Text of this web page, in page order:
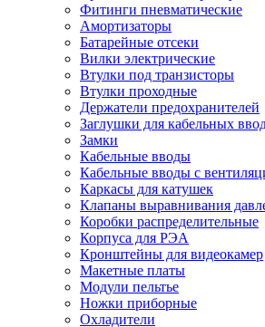
Фитинги пневматические
Амортизаторы
Батарейные отсеки
Вилки электрические
Втулки под транзисторы
Втулки проходные
Держатели предохранителей
Заглушки для кабельных
Замки
Кабельные вводы
Кабельные вводы с
Каркасы для катушек
Клапаны выравнивания
Коробки распределительные
Корпуса для РЭА
Кронштейны для видеокамер
Макетные платы
Модули пельтье
Ножки приборные
Охладители